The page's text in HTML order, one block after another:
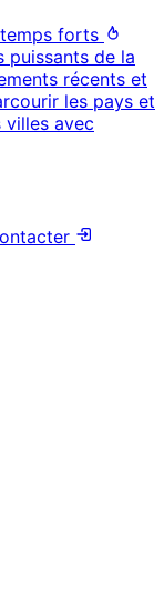
forts
puissants de la
récents et
les pays et
villes avec